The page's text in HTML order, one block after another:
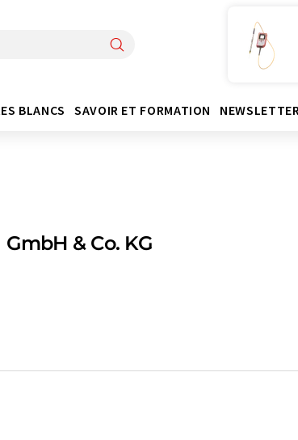
BLANCS SAVOIR ET FORMATION NEWSLETTER
& Co. KG